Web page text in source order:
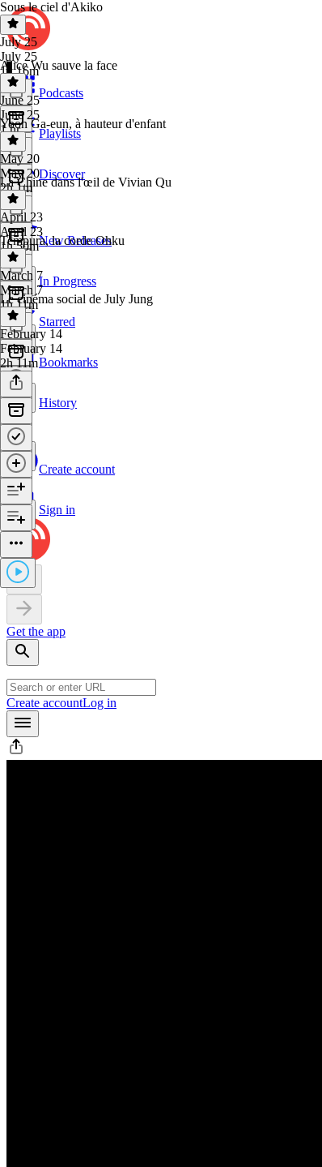
Podcasts
Playlists
Discover
New Releases
In Progress
Starred
Bookmarks
History
Create account
Sign in
Get the app
Create accountLog in
Sous le ciel d'Akiko
July 25
July 25
1h 16m
Alice Wu sauve la face
June 25
June 25
1 hr
Yoon Ga-eun, à hauteur d'enfant
May 20
May 20
2h 1m
La Chine dans l'œil de Vivian Qu
April 23
April 23
1h 50m
Tempura, la corde Ohku
March 7
March 7
1h 11m
Le cinéma social de July Jung
February 14
February 14
2h 11m